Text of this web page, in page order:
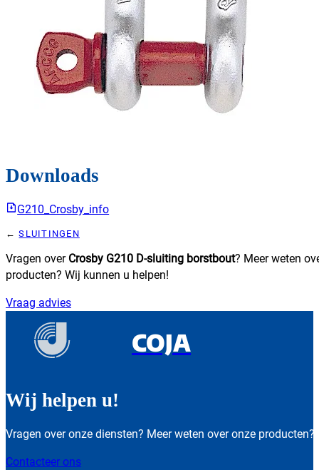
Downloads
G210_Crosby_info
SLUITINGEN
Vragen over Crosby G210 D-sluiting borstbout? Meer weten
producten? Wij kunnen u helpen!
Vraag advies
COJA
Wij helpen u!
Vragen over onze diensten? Meer weten over onze producten?
Contacteer ons